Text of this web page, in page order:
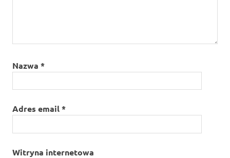
Nazwa *
Adres email*
Witryna internetowa